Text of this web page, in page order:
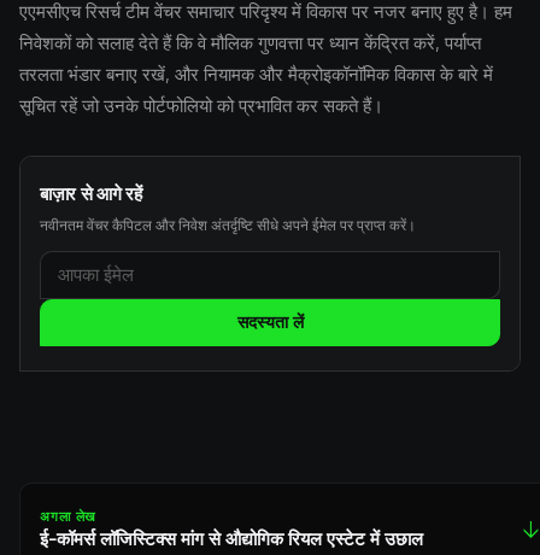
एएमसीएच रिसर्च टीम वेंचर समाचार परिदृश्य में विकास पर नजर बनाए हुए है। हम
निवेशकों को सलाह देते हैं कि वे मौलिक गुणवत्ता पर ध्यान केंद्रित करें, पर्याप्त
तरलता भंडार बनाए रखें, और नियामक और मैक्रोइकॉनॉमिक विकास के बारे में
सूचित रहें जो उनके पोर्टफोलियो को प्रभावित कर सकते हैं।
बाज़ार से आगे रहें
नवीनतम वेंचर कैपिटल और निवेश अंतर्दृष्टि सीधे अपने ईमेल पर प्राप्त करें।
सदस्यता लें
अगला लेख
ई-कॉमर्स लॉजिस्टिक्स मांग से औद्योगिक रियल एस्टेट में उछाल ↓